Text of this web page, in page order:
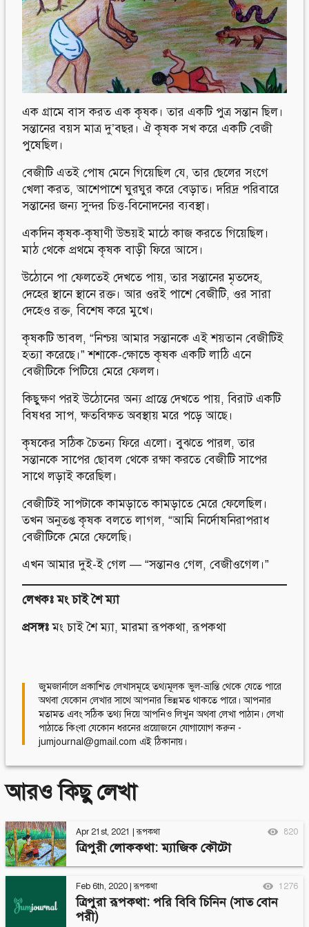
Follow Us
Facebook
Twitter
Youtube
Google+
Instagram
Engage with us
Invite Jumjournal Team
Be a representative
Be a partner
Be a volunteer
এক গ্রামে বাস করত এক কৃষক। তার একটি পুত্র সন্তান ছিল।
সন্তানের বয়স মাত্র দু’বছর। ঐ কৃষক সখ করে একটি বেজী
পুষেছিল।
বেজীটি এতই পোষ মেনে গিয়েছিল যে, তার ছেলের সংগে
খেলা করত, আশেপাশে ঘুরঘুর করে বেড়াত। দরিদ্র পরিবারে
সন্তানের জন্য সুন্দর চিত্ত-বিনোদনের ব্যবস্থা।
একদিন কৃষক-কৃষাণী উভয়ই মাঠে কাজ করতে গিয়েছিল।
মাঠ থেকে প্রথমে কৃষক বাড়ী ফিরে আসে।
উঠোনে পা ফেলতেই দেখতে পায়, তার সন্তানের মৃতদেহ,
দেহের স্থানে স্থানে রক্ত। আর ওরই পাশে বেজীটি, ওর সারা
দেহেও রক্ত, বিশেষ করে মুখে।
কৃষকটি ভাবল, “নিশ্চয় আমার সন্তানকে এই শয়তান বেজীটিই
হত্যা করেছে।” শশাকে-ক্ষোভে কৃষক একটি লাঠি এনে
বেজীটিকে পিটিয়ে মেরে ফেলল।
কিছুক্ষণ পরই উঠোনের অন্য প্রান্তে দেখতে পায়, বিরাট একটি
বিষধর সাপ, ক্ষতবিক্ষত অবস্থায় মরে পড়ে আছে।
কৃষকের সঠিক চৈতন্য ফিরে এলো। বুঝতে পারল, তার
সন্তানকে সাপের ছোবল থেকে রক্ষা করতে বেজীটি সাপের
সাথে লড়াই করেছিল।
বেজীটিই সাপটাকে কামড়াতে কামড়াতে মেরে ফেলেছিল।
তখন অনুতপ্ত কৃষক বলতে লাগল, “আমি নির্দোষনিরাপরাধ
বেজীটিকে মেরে ফেলেছি।
এখন আমার দুই-ই গেল — “সন্তানও গেল, বেজীওগেল।”
লেখকঃ মং চাই শৈ ম্যা
প্রসঙ্গঃমং চাই শৈ ম্যা,মারমা রূপকথা,রূপকথা
জুমজার্নালে প্রকাশিত লেখাসমূহে তথ্যমূলক ভুল-ভ্রান্তি থেকে যেতে পারে
অথবা যেকোন লেখার সাথে আপনার ভিন্নমত থাকতে পারে। আপনার
মতামত এবং সঠিক তথ্য দিয়ে আপনিও লিখুন অথবা লেখা পাঠান। লেখা
পাঠাতে কিংবা যেকোন ধরনের প্রয়োজনে যোগাযোগ করুন -
jumjournal@gmail.com এই ঠিকানায়।
আরও কিছু লেখা
Apr 21st, 2021 |রূপকথা 820
ত্রিপুরী লোককথা: ম্যাজিক কৌটো
Feb 6th, 2020 |রূপকথা 1276
ত্রিপুরা রূপকথা: পরি বিবি চিনিন (সাত বোন
পরী)